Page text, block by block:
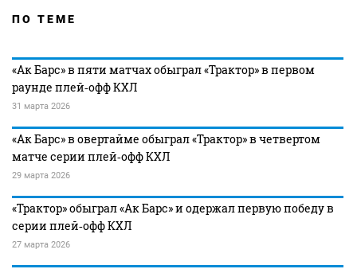
ПО ТЕМЕ
«Ак Барс» в пяти матчах обыграл «Трактор» в первом
раунде плей‑офф КХЛ
31 марта 2026
«Ак Барс» в овертайме обыграл «Трактор» в четвертом
матче серии плей‑офф КХЛ
29 марта 2026
«Трактор» обыграл «Ак Барс» и одержал первую победу в
серии плей‑офф КХЛ
27 марта 2026